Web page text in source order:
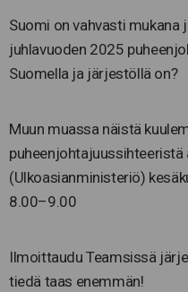
Suomi on vahvasti
juhlavuoden 2025
Suomella ja järjestöllä on?
Muun muassa näistä
(Ulkoasianministeriö)
8.00–9.00
Ilmoittaudu Teamsissä
tiedä taas enemmän!